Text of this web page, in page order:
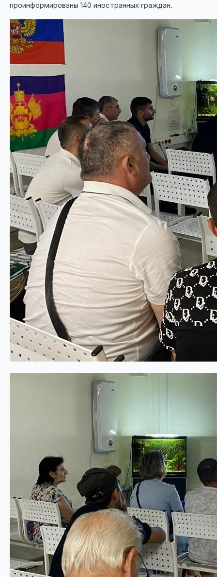
проинформированы 140 иностранных граждан.